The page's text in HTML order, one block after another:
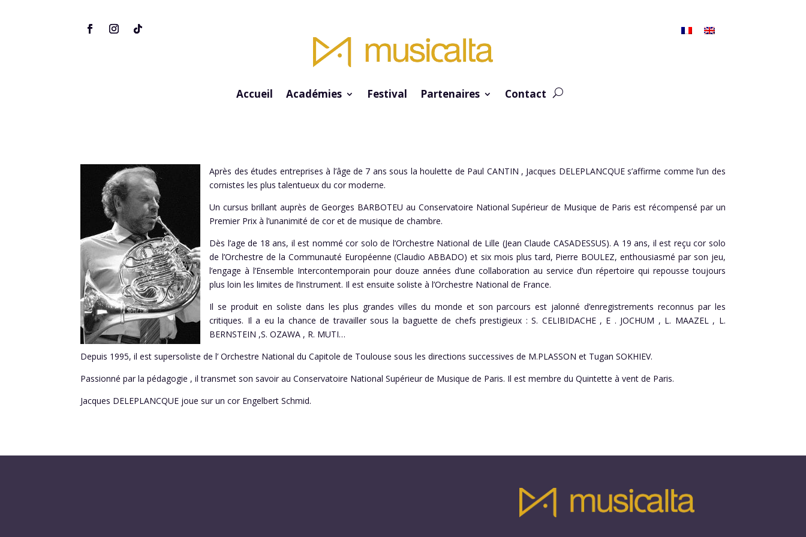
Accueil Académies Festival Partenaires Contact
Après des études entreprises à l’âge de 7 ans sous la houlette de Paul CANTIN , Jacques DELEPLANCQUE s’affirme comme l’un des
cornistes les plus talentueux du cor moderne.
Un cursus brillant auprès de Georges BARBOTEU au Conservatoire National Supérieur de Musique de Paris est récompensé par un
Premier Prix à l’unanimité de cor et de musique de chambre.
Dès l’age de 18 ans, il est nommé cor solo de l’Orchestre National de Lille (Jean Claude CASADESSUS). A 19 ans, il est reçu cor solo
de l’Orchestre de la Communauté Européenne (Claudio ABBADO) et six mois plus tard, Pierre BOULEZ, enthousiasmé par son jeu,
l’engage à l’Ensemble Intercontemporain pour douze années d’une collaboration au service d’un répertoire qui repousse toujours
plus loin les limites de l’instrument. Il est ensuite soliste à l’Orchestre National de France.
Il se produit en soliste dans les plus grandes villes du monde et son parcours est jalonné d’enregistrements reconnus par les
critiques. Il a eu la chance de travailler sous la baguette de chefs prestigieux : S. CELIBIDACHE , E . JOCHUM , L. MAAZEL , L.
BERNSTEIN ,S. OZAWA , R. MUTI…
Depuis 1995, il est supersoliste de l’ Orchestre National du Capitole de Toulouse sous les directions successives de M.PLASSON et Tugan SOKHIEV.
Passionné par la pédagogie , il transmet son savoir au Conservatoire National Supérieur de Musique de Paris. Il est membre du Quintette à vent de Paris.
Jacques DELEPLANCQUE joue sur un cor Engelbert Schmid.